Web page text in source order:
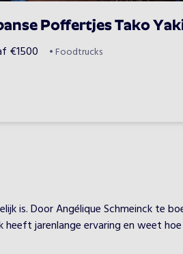
Poffertjes Tako
€1500 • Foodtrucks
is. Door Angélique Schmeinck te
heeft jarenlange ervaring en weet